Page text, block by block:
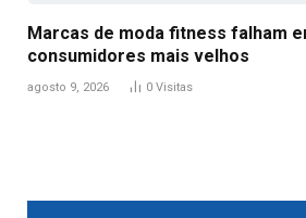
Marcas de moda fitness falham
consumidores mais velhos
agosto 9, 2026 0 Visitas